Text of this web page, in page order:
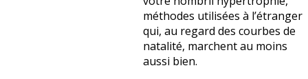
méthodes utilisées à l’étranger
qui, au regard des courbes de
natalité, marchent au moins
aussi bien.